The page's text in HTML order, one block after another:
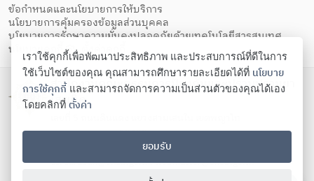
ข้อกำหนดและนโยบายการให้บริการ
นโยบายการคุ้มครองข้อมูลส่วนบุคคล
นโยบายการรักษาความมั่นคงปลอดภัยด้วยเทคโนโลยีสารสนเทศ
นโยบายคุกกี้
ตั้งค่าคุกกี้
สำนักงานคณะกรรมการป้องกันและปราบปรามยา
เสพติด
กรุงเทพมหานคร 10400
โทรศัพท์ 02-247-0901-19 โทรสาร 02-245-9350 Contact
us:saraban@oncb.go.th,webmaster@oncb.go.th
เราใช้คุกกี้เพื่อพัฒนาประสิทธิภาพ และประสบการณ์ที่ดีในการ
ใช้เว็บไซต์ของคุณ คุณสามารถศึกษารายละเอียดได้ที่ นโยบาย
การใช้คุกกี้และสามารถจัดการความเป็นส่วนตัวของคุณได้เอง
โดยคลิกที่ ตั้งค่า
ยอมรับ